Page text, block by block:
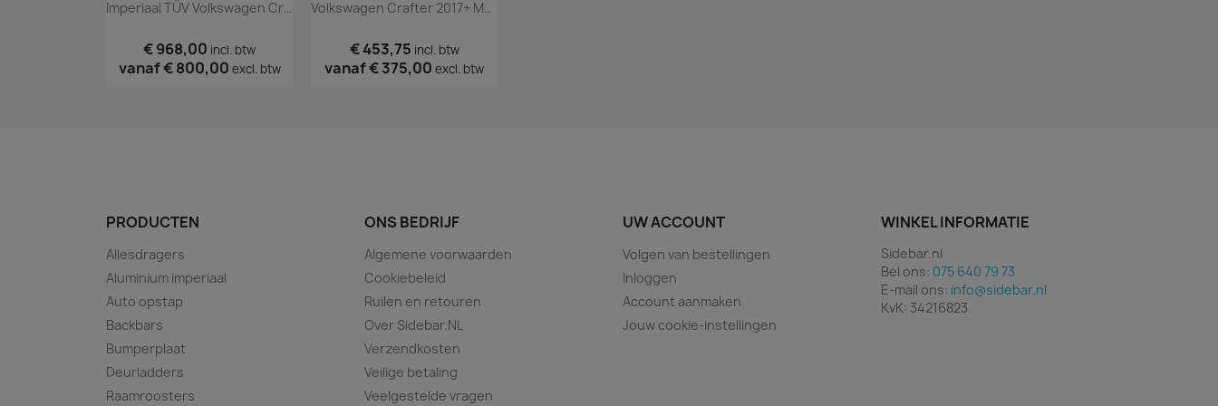
Imperiaal TÜV Volkswagen Crafter 2017+
€ 968,00 incl. btw
vanaf€ 800,00 excl. btw
Volkswagen Crafter 2017+ Matte Sidebars
€ 453,75 incl. btw
vanaf€ 375,00 excl. btw
PRODUCTEN
Allesdragers
Aluminium imperiaal
Auto opstap
Backbars
Bumperplaat
Deurladders
Raamroosters
ONS BEDRIJF
Algemene voorwaarden
Cookiebeleid
Ruilen en retouren
Over Sidebar.NL
Verzendkosten
Veilige betaling
Veelgestelde vragen
UW ACCOUNT
Volgen van bestellingen
Inloggen
Account aanmaken
Jouw cookie-instellingen
WINKEL INFORMATIE
Sidebar.nl
Bel ons: 075 640 79 73
E-mail ons: info@sidebar.nl
KvK: 34216823